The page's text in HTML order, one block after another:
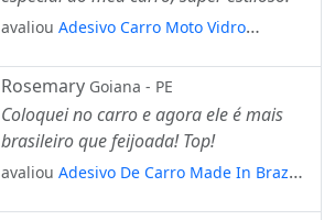
avaliou Adesivo Carro Moto Vidro
Mod:3984
Rosemary Goiana - PE
Coloquei no carro e agora ele é mais
brasileiro que feijoada! Top!
avaliou Adesivo De Carro Made In Brazil